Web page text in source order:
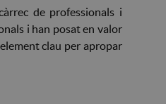
de professionals i
i han posat en valor
clau per apropar